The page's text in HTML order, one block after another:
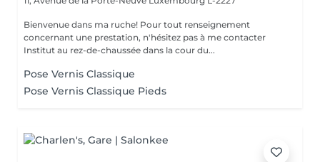
Bienvenue dans ma ruche! Pour tout renseignement
concernant une prestation, n'hésitez pas à me contacter
Institut au rez-de-chaussée dans la cour du...
Pose Vernis Classique
Pose Vernis Classique Pieds